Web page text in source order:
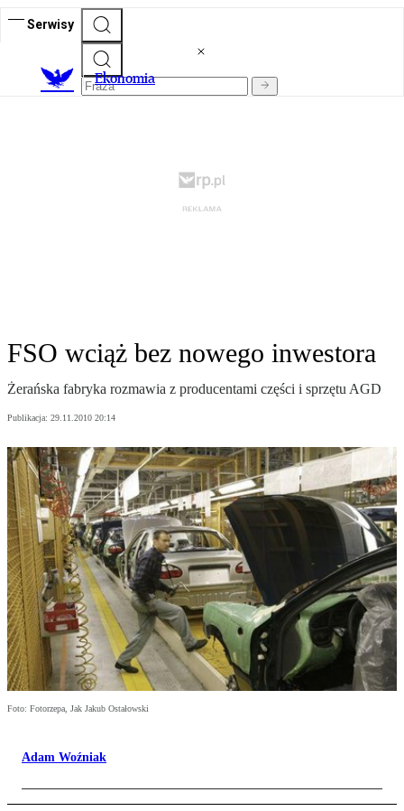
Serwisy
Ekonomia
FSO wciąż bez nowego inwestora
Żerańska fabryka rozmawia z producentami części i sprzętu AGD
Publikacja: 29.11.2010 20:14
Foto: Fotorzepa, Jak Jakub Ostałowski
Adam Woźniak